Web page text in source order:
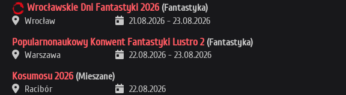
Wrocławskie Dni Fantastyki 2026 (Fantastyka)
Wrocław
21.08.2026 - 23.08.2026
Popularnonaukowy Konwent Fantastyki Lustro 2 (Fantastyka)
Warszawa
22.08.2026 - 23.08.2026
Kosumosu 2026 (Mieszane)
Racibór
22.08.2026